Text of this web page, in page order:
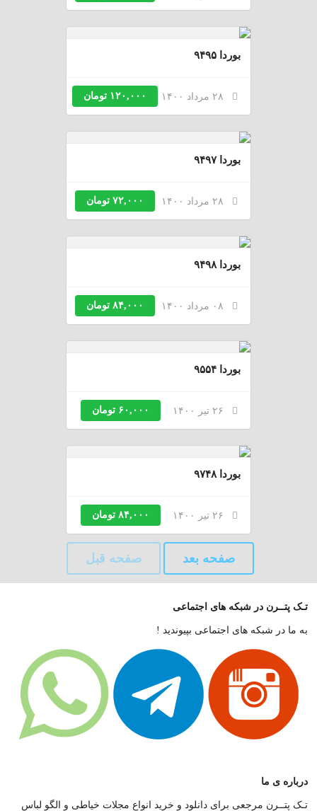
بوردا ۹۴۹۵
۱۲۰,۰۰۰ تومان
بوردا ۹۴۹۷
۷۲,۰۰۰ تومان
بوردا ۹۴۹۸
۸۴,۰۰۰ تومان
بوردا ۹۵۵۴
۶۰,۰۰۰ تومان
بوردا ۹۷۴۸
۸۴,۰۰۰ تومان
صفحه بعد صفحه قبل
تـک پتــرن در شبکه های اجتماعی
به ما در شبکه های اجتماعی بپیوندید !
درباره ی ما
تـک پتــرن مرجعی برای دانلود و خرید انواع مجلات خیاطی و الگو لباس